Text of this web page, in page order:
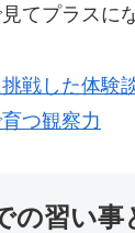
てプラスに
戦した体験
つ観察力
の習い事